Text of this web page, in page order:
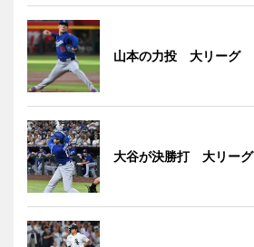
山本の力投 大リーグ
大谷が決勝打 大リーグ